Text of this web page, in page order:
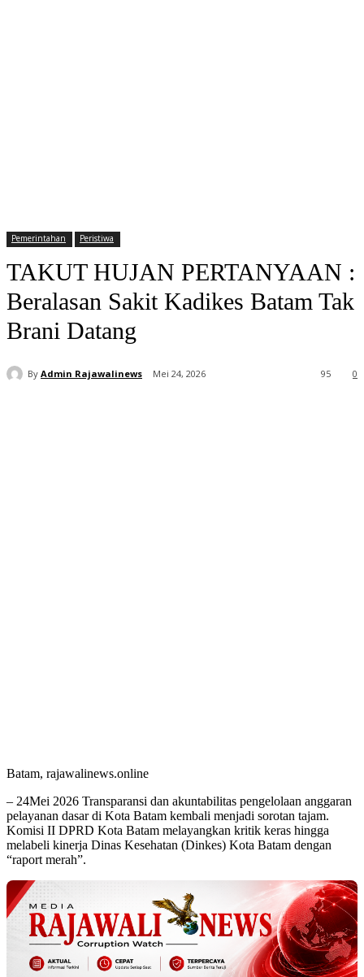
Pemerintahan Peristiwa
TAKUT HUJAN PERTANYAAN :
Beralasan Sakit Kadikes Batam Tak
Brani Datang
By Admin Rajawalinews Mei 24, 2026 0
95
Batam, rajawalinews.online
– 24Mei 2026 Transparansi dan akuntabilitas pengelolaan anggaran
pelayanan dasar di Kota Batam kembali menjadi sorotan tajam.
Komisi II DPRD Kota Batam melayangkan kritik keras hingga
melabeli kinerja Dinas Kesehatan (Dinkes) Kota Batam dengan
“raport merah”.